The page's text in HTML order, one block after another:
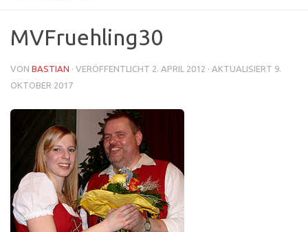
MVFruehling30
VON BASTIAN · VERÖFFENTLICHT 2. APRIL 2012 · AKTUALISIERT 9.
OKTOBER 2017